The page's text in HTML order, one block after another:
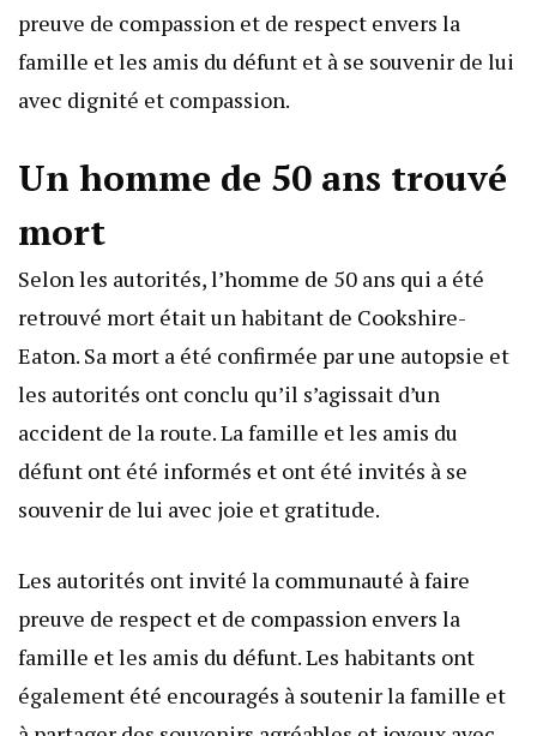
preuve de compassion et de respect envers la
famille et les amis du défunt et à se souvenir de lui
avec dignité et compassion.
Un homme de 50 ans trouvé
mort
Selon les autorités, l’homme de 50 ans qui a été
retrouvé mort était un habitant de Cookshire-
Eaton. Sa mort a été confirmée par une autopsie et
les autorités ont conclu qu’il s’agissait d’un
accident de la route. La famille et les amis du
défunt ont été informés et ont été invités à se
souvenir de lui avec joie et gratitude.
Les autorités ont invité la communauté à faire
preuve de respect et de compassion envers la
famille et les amis du défunt. Les habitants ont
également été encouragés à soutenir la famille et